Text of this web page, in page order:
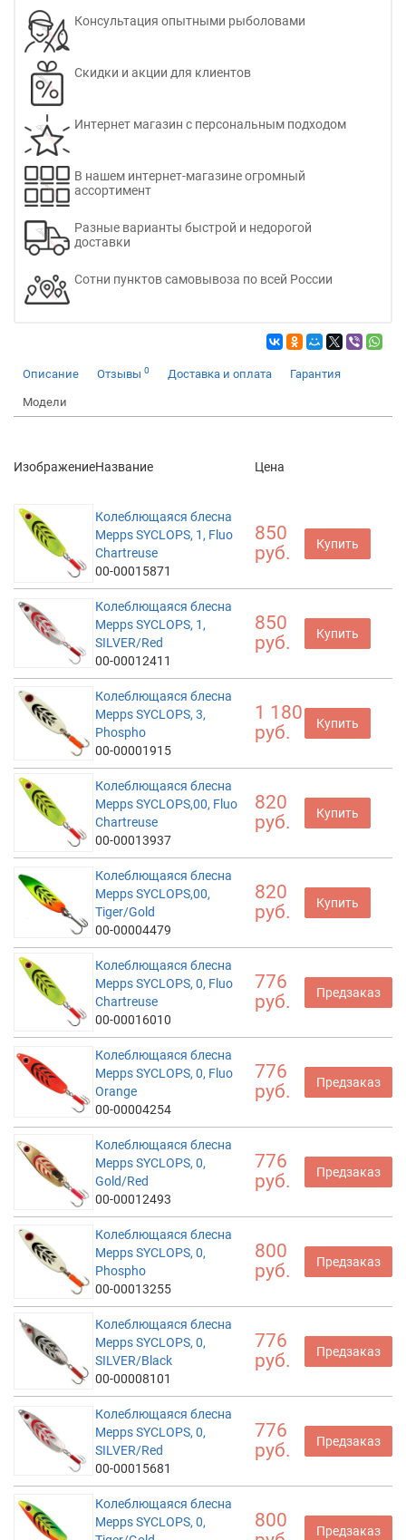
Консультация опытными рыболовами
Скидки и акции для клиентов
Интернет магазин с персональным подходом
В нашем интернет-магазине огромный
ассортимент
Разные варианты быстрой и недорогой
доставки
Сотни пунктов самовывоза по всей России
Описание Отзывы 0 Доставка и оплата Гарантия
Модели
ИзображениеНазвание Цена
Колеблющаяся блесна
Mepps SYCLOPS, 1, Fluo
Chartreuse
00-00015871
850
руб.
Купить
Колеблющаяся блесна
Mepps SYCLOPS, 1,
SILVER/Red
00-00012411
850
руб.
Купить
Колеблющаяся блесна
Mepps SYCLOPS, 3,
Phospho
00-00001915
1 180
руб.
Купить
Колеблющаяся блесна
Mepps SYCLOPS,00, Fluo
Chartreuse
00-00013937
820
руб.
Купить
Колеблющаяся блесна
Mepps SYCLOPS,00,
Tiger/Gold
00-00004479
820
руб.
Купить
Колеблющаяся блесна
Mepps SYCLOPS, 0, Fluo
Chartreuse
00-00016010
776
руб.
Предзаказ
Колеблющаяся блесна
Mepps SYCLOPS, 0, Fluo
Orange
00-00004254
776
руб.
Предзаказ
Колеблющаяся блесна
Mepps SYCLOPS, 0,
Gold/Red
00-00012493
776
руб.
Предзаказ
Колеблющаяся блесна
Mepps SYCLOPS, 0,
Phospho
00-00013255
800
руб.
Предзаказ
Колеблющаяся блесна
Mepps SYCLOPS, 0,
SILVER/Black
00-00008101
776
руб.
Предзаказ
Колеблющаяся блесна
Mepps SYCLOPS, 0,
SILVER/Red
00-00015681
776
руб.
Предзаказ
Колеблющаяся блесна
Mepps SYCLOPS, 0,
800
Предзаказ